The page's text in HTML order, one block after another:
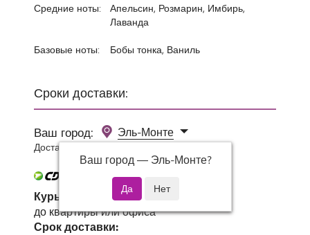
Сроки доставки:
Ваш город:
Эль-Монте
Ваш город — Эль-Монте?
Доставка 0 руб при заказе от 3000 руб.
Курьер СДЭК
до квартиры или офиса
Срок доставки:
Средние ноты:
Апельсин, Розмарин, Имбирь,
Лаванда
Базовые ноты: Бобы тонка, Ваниль